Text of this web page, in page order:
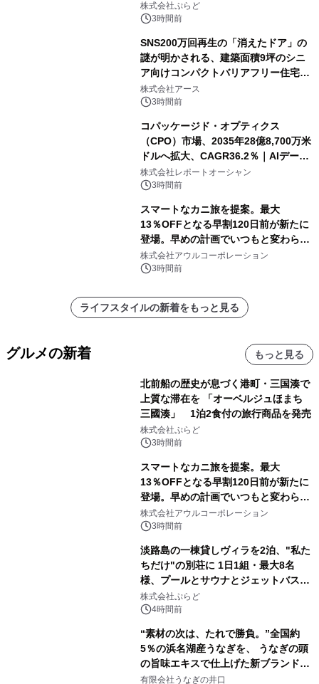
株式会社ぷらど
3時間前
SNS200万回再生の「消えたドア」の
謎が明かされる、建築面積9坪のシニ
ア向けコンパクトバリアフリー住宅が
誕生
株式会社アース
3時間前
コパッケージド・オプティクス
（CPO）市場、2035年28億8,700万米
ドルへ拡大、CAGR36.2％｜AIデータ
センター・高速光通信需要が成長を加
速
株式会社レポートオーシャン
3時間前
スマートなカニ旅を提案。最大
13％OFFとなる早割120日前が新たに
登場。早めの計画でいつもと変わらぬ
大人の冬旅を。ー夕日ヶ浦温泉「佳松
苑 別邸ふうか」ー
株式会社アウルコーポレーション
3時間前
ライフスタイルの新着をもっと見る
グルメの新着 もっと見る
北前船の歴史が息づく港町・三国湊で
上質な滞在を 「オーベルジュほまち
三國湊」 1泊2食付の旅行商品を発売
株式会社ぷらど
3時間前
スマートなカニ旅を提案。最大
13％OFFとなる早割120日前が新たに
登場。早めの計画でいつもと変わらぬ
大人の冬旅を。ー夕日ヶ浦温泉「佳松
苑 別邸ふうか」ー
株式会社アウルコーポレーション
3時間前
淡路島の一棟貸しヴィラを2泊、"私た
ちだけ"の別荘に 1日1組・最大8名
様、プールとサウナとジェットバス付
きで Villa Mon Temps AWAJIの連泊
素泊りプラン
株式会社ぷらど
4時間前
“素材の次は、たれで勝負。”全国約
5％の浜名湖産うなぎを、 うなぎの頭
の旨味エキスで仕上げた新ブランド
「井口の誉」誕生
有限会社うなぎの井口